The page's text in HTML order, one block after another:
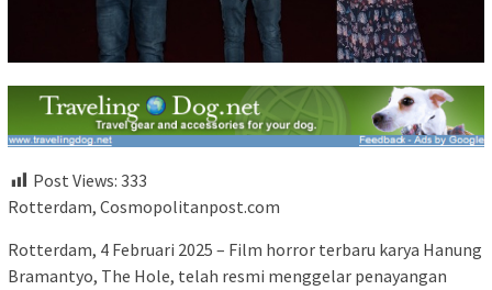
Post Views: 333
Rotterdam, Cosmopolitanpost.com
Rotterdam, 4 Februari 2025 – Film horror terbaru karya Hanung
Bramantyo, The Hole, telah resmi menggelar penayangan